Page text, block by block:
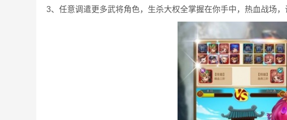
3、任意调遣更多武将角色，生杀大权全掌握在你手中，热血战场，